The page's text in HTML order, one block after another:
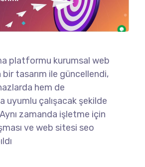
platformu kurumsal web
tasarım ile güncellendi,
hem de
uyumlu çalışacak şekilde
Aynı zamanda işletme için
ve web sitesi seo